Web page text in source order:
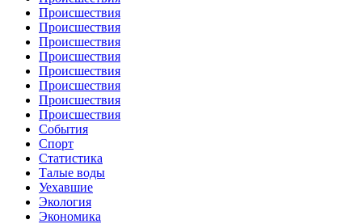
Происшествия
Происшествия
Происшествия
Происшествия
Происшествия
Происшествия
Происшествия
Происшествия
События
Спорт
Статистика
Талые воды
Уехавшие
Экология
Экономика